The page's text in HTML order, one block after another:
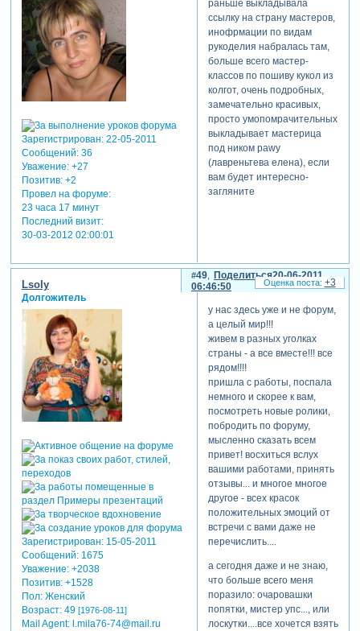
Зарегистрирован: 22-05-2011
Сообщений:36
Уважение: +27
Позитив: +2
Провел на форуме:
23 часа 17 минут
Последний визит:
30-03-2012 02:00:01
раньше выкладывала
ссылку на страну мастеров,
инофрмации по видам
рукоделия набралась там,
больше всего мастер-
классов по пошиву кукол из
колгот, очень подробных,
замечательно красивых,
просто умопомрачительных
выкладывает мастерица
под ником pawy
(лавреньтева елена), если
вам будет интересно-
загляните
Поделиться
49
20-06-2011
06:46:50
Lsoly
Долгожитель
Зарегистрирован: 15-05-2011
Сообщений:1675
Уважение: +2038
Позитив: +1528
Пол:Женский
Возраст:49 [1976-08-11]
Mail Agent:l.mila76-74@mail.ru
у нас здесь уже и не форум,
а целый мир!!!
живем в разных уголках
страны - а все вместе!!! все
рядом!!!!
пришла с работы, поспала
немного и скорее к вам,
посмотреть новые ролики,
побродить по форуму,
мысленно сказать всем
привет! восхиться вслух
вашими работами, принять
отзывы... и многое многое
другое - всех красок
положительных эмоций от
встречи с вами даже не
перечислить....
а сегодня даже и не знаю,
что больше всего меня
поразило: очаровашки
попятки, мистер упс..., или
лоскутки....все хочется взять
+3